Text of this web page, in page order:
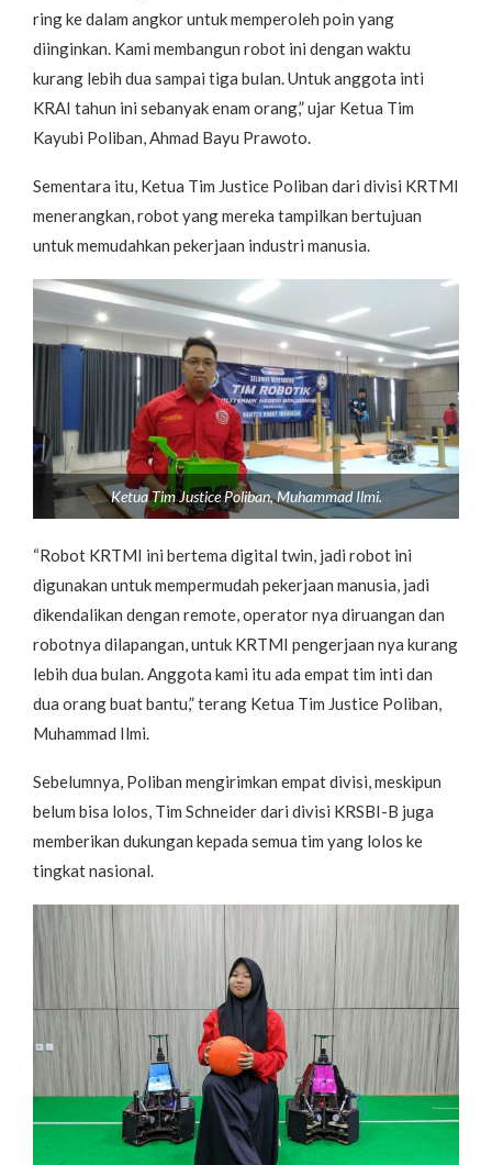
ring ke dalam angkor untuk memperoleh poin yang
diinginkan. Kami membangun robot ini dengan waktu
kurang lebih dua sampai tiga bulan. Untuk anggota inti
KRAI tahun ini sebanyak enam orang,” ujar Ketua Tim
Kayubi Poliban, Ahmad Bayu Prawoto.
Sementara itu, Ketua Tim Justice Poliban dari divisi KRTMI
menerangkan, robot yang mereka tampilkan bertujuan
untuk memudahkan pekerjaan industri manusia.
Ketua Tim Justice Poliban, Muhammad Ilmi.
“Robot KRTMI ini bertema digital twin, jadi robot ini
digunakan untuk mempermudah pekerjaan manusia, jadi
dikendalikan dengan remote, operator nya diruangan dan
robotnya dilapangan, untuk KRTMI pengerjaan nya kurang
lebih dua bulan. Anggota kami itu ada empat tim inti dan
dua orang buat bantu,” terang Ketua Tim Justice Poliban,
Muhammad Ilmi.
Sebelumnya, Poliban mengirimkan empat divisi, meskipun
belum bisa lolos, Tim Schneider dari divisi KRSBI-B juga
memberikan dukungan kepada semua tim yang lolos ke
tingkat nasional.